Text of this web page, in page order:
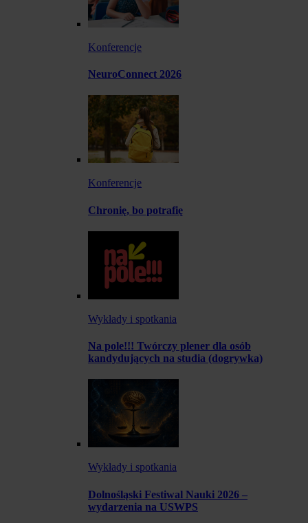
Konferencje
NeuroConnect 2026
Konferencje
Chronię, bo potrafię
Wykłady i spotkania
Na pole!!! Twórczy plener dla osób
kandydujących na studia (dogrywka)
Wykłady i spotkania
Dolnośląski Festiwal Nauki 2026 –
wydarzenia na USWPS